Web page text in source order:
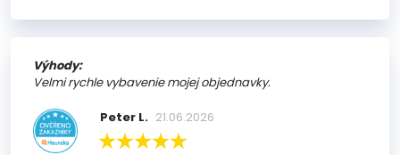
Výhody:
Velmi rychle vybavenie mojej objednavky.
Peter L. 21.06.2026